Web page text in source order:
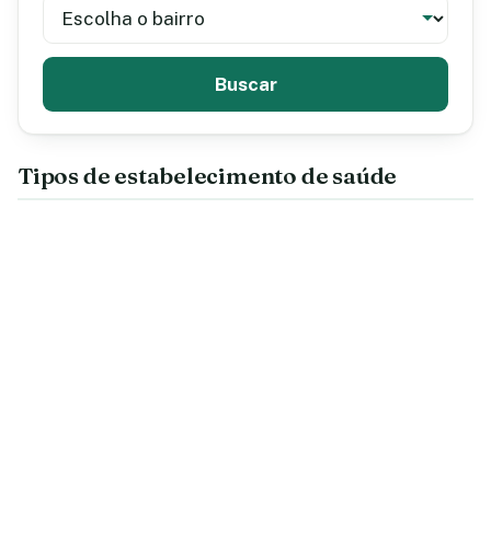
Buscar
Tipos de estabelecimento de saúde